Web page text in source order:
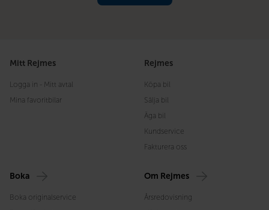
Mitt Rejmes
Logga in - Mitt avtal
Mina favoritbilar
Rejmes
Köpa bil
Sälja bil
Äga bil
Kundservice
Fakturera oss
Boka
Boka originalservice
Om Rejmes
Årsredovisning